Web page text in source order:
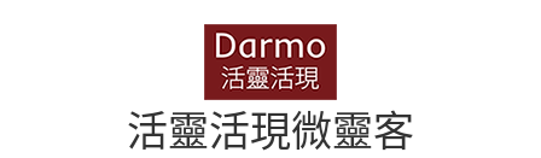
活靈活現微靈客